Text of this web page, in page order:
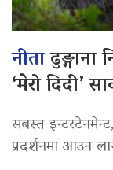
नीताढुङ्गाना
‘मेरो दिदी’
सबस्त
प्रदर्शनमा आउन